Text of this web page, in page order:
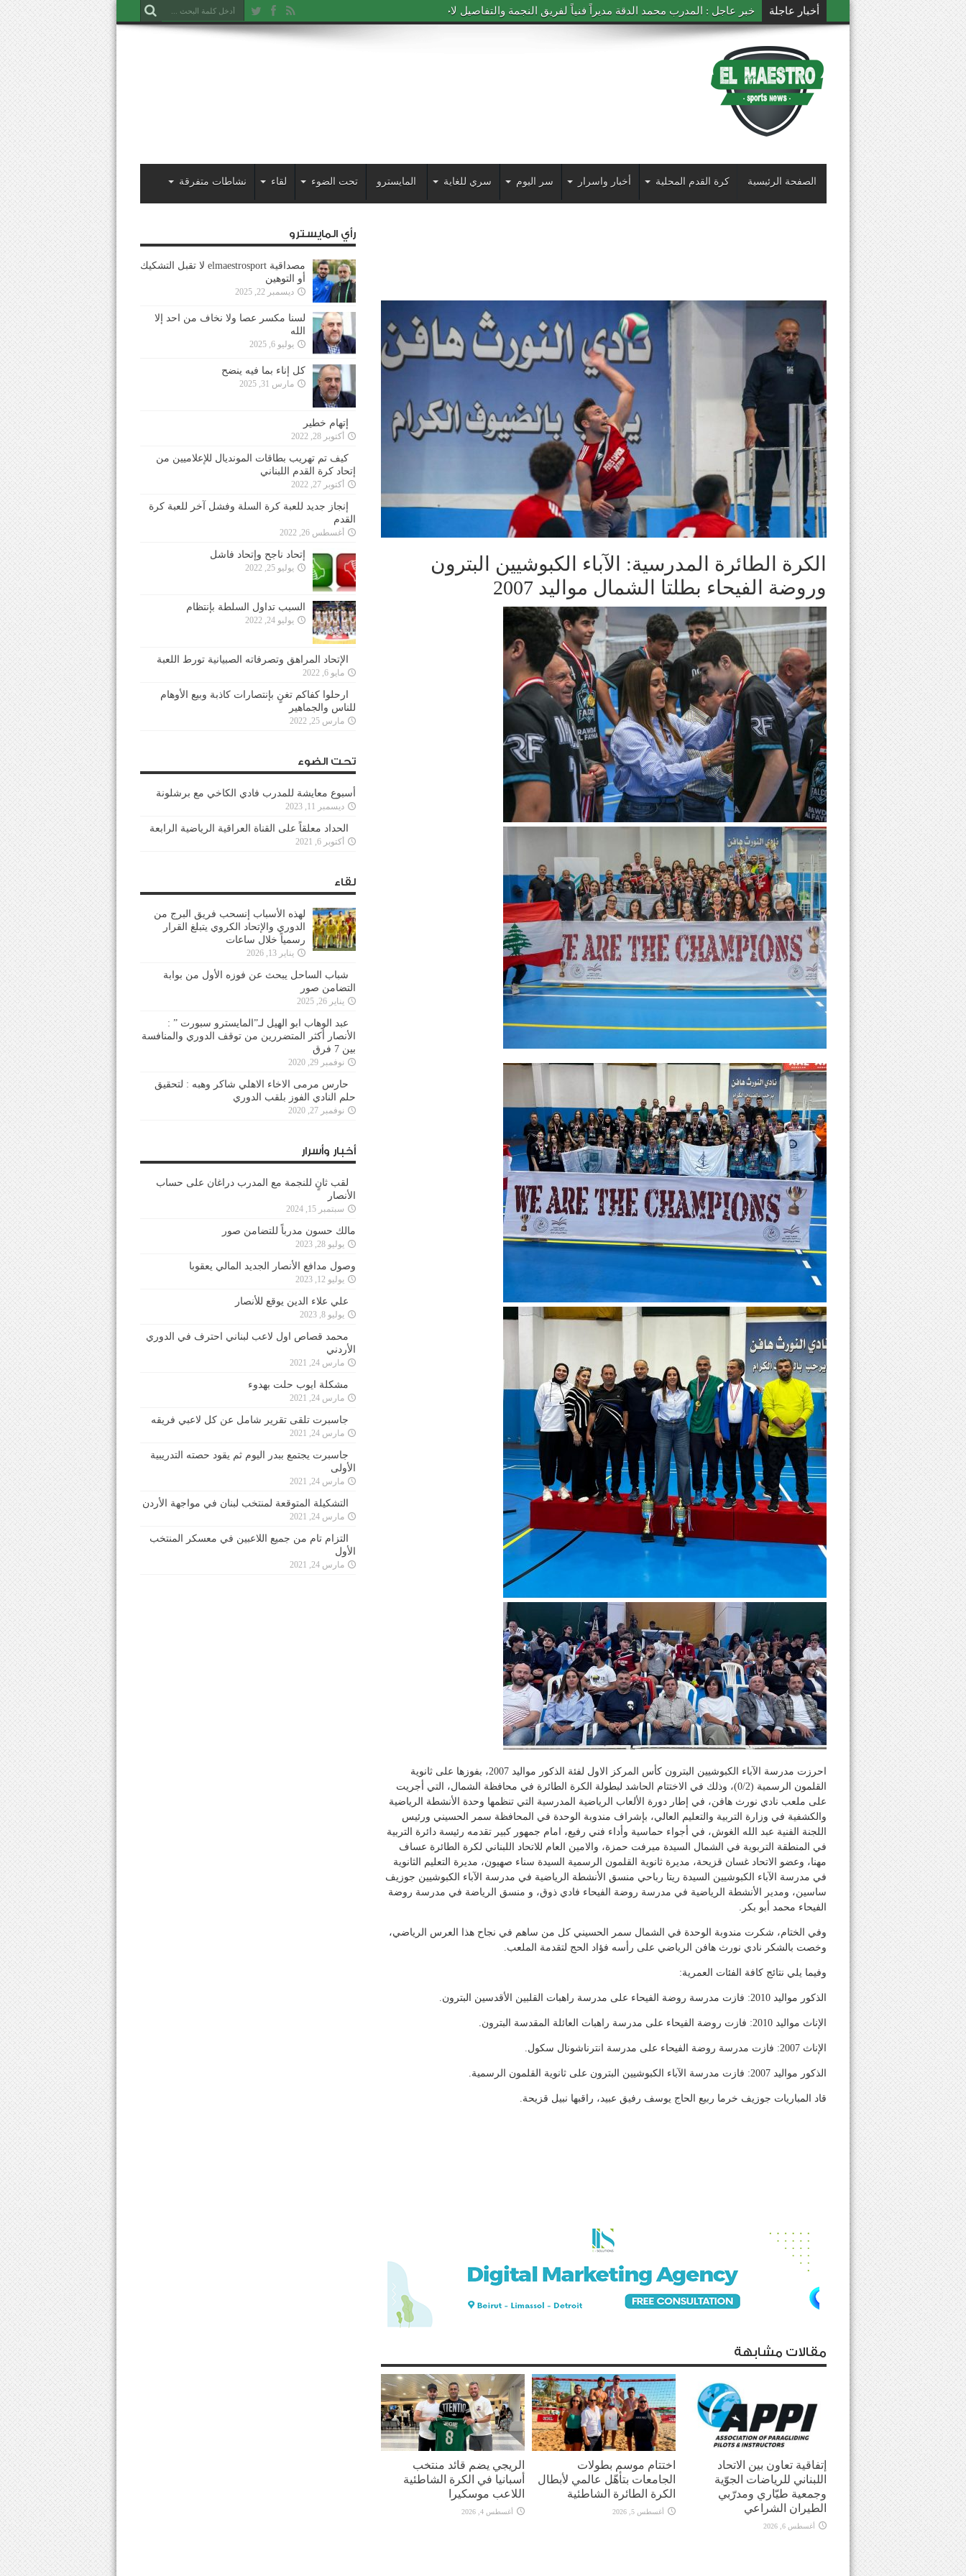
أخبار عاجلة خبر عاجل : المدرب محمد الدقة مديراً فنياً لفريق النجمة والتفاصيل لاحقاً
الصفحة الرئيسية كرة القدم المحلية أخبار واسرار سر اليوم سري للغاية المايسترو تحت الضوء لقاء نشاطات متفرقة
الكرة الطائرة المدرسية: الآباء الكبوشيين البترون
وروضة الفيحاء بطلتا الشمال مواليد 2007
احرزت مدرسة الآباء الكبوشيين البترون كأس المركز الاول لفئة الذكور مواليد 2007، بفوزها على ثانوية
القلمون الرسمية (0/2)، وذلك في الاختتام الحاشد لبطولة الكرة الطائرة في محافظة الشمال، التي أجريت
على ملعب نادي نورث هافن، في إطار دورة الألعاب الرياضية المدرسية التي تنظمها وحدة الأنشطة الرياضية
والكشفية في وزارة التربية والتعليم العالي، بإشراف مندوبة الوحدة في المحافظة سمر الحسيني ورئيس
اللجنة الفنية عبد الله الغوش، في أجواء حماسية وأداء فني رفيع، امام جمهور كبير تقدمه رئيسة دائرة التربية
في المنطقة التربوية في الشمال السيدة ميرفت حمزة، و‏الامين العام للاتحاد اللبناني لكرة الطائرة عساف
مهنا، وعضو الاتحاد غسان قزيحة، مديرة ثانوية القلمون الرسمية السيدة سناء صهيون، مديرة التعليم الثانوية
في مدرسة الآباء الكبوشيين السيدة ريتا رباحي منسق الأنشطة الرياضية في مدرسة الآباء الكبوشيين جوزيف
ساسين، ومدير الأنشطة الرياضية في مدرسة روضة الفيحاء فادي ذوق، و منسق الرياضة في مدرسة روضة
الفيحاء محمد أبو بكر.
وفي الختام، شكرت مندوبة الوحدة في الشمال سمر الحسيني كل من ساهم في نجاح هذا العرس الرياضي،
وخصت بالشكر نادي نورث هافن الرياضي على رأسه فؤاد الحج لتقدمة الملعب.
وفيما يلي نتائج كافة الفئات العمرية:
الذكور مواليد 2010: فازت مدرسة روضة الفيحاء على مدرسة راهبات القلبين الأقدسين البترون.
الإناث مواليد 2010: فازت روضة الفيحاء على مدرسة راهبات العائلة المقدسة البترون.
الإناث 2007: فازت مدرسة روضة الفيحاء على مدرسة انترناشونال سكول.
الذكور مواليد 2007: فازت مدرسة الآباء الكبوشيين البترون على ثانوية القلمون الرسمية.
قاد المباريات جوزيف خرما ربيع الحاج يوسف رفيق عبيد، راقبها نبيل قزيحة.
مقالات مشابهة
إتفاقية تعاون بين الاتحاد
اللبناني للرياضات الجوّية
وجمعية طيّاري ومدرّبي
الطيران الشراعي
أغسطس 6, 2026
اختتام موسم بطولات
الجامعات بتأهّل عالمي لأبطال
الكرة الطائرة الشاطئية
أغسطس 5, 2026
الريجي يضم قائد منتخب
أسبانيا في الكرة الشاطئية
اللاعب موسكيرا
أغسطس 4, 2026
رأي المايسترو
مصداقية elmaestrosport لا تقبل التشكيك
أو التوهين
ديسمبر 22, 2025
لسنا مكسر عصا ولا نخاف من احد إلا
الله
يوليو 6, 2025
كل إناء بما فيه ينضح
مارس 31, 2025
إتهام خطير
أكتوبر 28, 2022
كيف تم تهريب بطاقات المونديال للإعلاميين من
إتحاد كرة القدم اللبناني
أكتوبر 27, 2022
إنجاز جديد للعبة كرة السلة وفشل آخر للعبة كرة
القدم
أغسطس 26, 2022
إتحاد ناجح وإتحاد فاشل
يوليو 25, 2022
السبب تداول السلطة بإنتظام
يوليو 24, 2022
الإتحاد المراهق وتصرفاته الصبيانية تورط اللعبة
مايو 6, 2022
ارحلوا كفاكم تغنٍ بإنتصارات كاذبة وبيع الأوهام
للناس والجماهير
مارس 25, 2022
تحت الضوء
أسبوع معايشة للمدرب فادي الكاخي مع برشلونة
ديسمبر 11, 2023
الحداد معلقاً على القناة العراقية الرياضية الرابعة
أكتوبر 6, 2021
لقاء
لهذه الأسباب إنسحب فريق البرج من
الدوري والإتحاد الكروي يتبلغ القرار
رسمياً خلال ساعات
يناير 13, 2026
شباب الساحل يبحث عن فوزه الأول من بوابة
التضامن صور
يناير 26, 2025
عبد الوهاب ابو الهيل لـ”المايسترو سبورت ” :
الأنصار أكثر المتضررين من توقف الدوري والمنافسة
بين 7 فرق
نوفمبر 29, 2020
حارس مرمى الاخاء الاهلي شاكر وهبه : لتحقيق
حلم النادي الفوز بلقب الدوري
نوفمبر 27, 2020
أخبار وأسرار
لقب ثانٍ للنجمة مع المدرب دراغان على حساب
الأنصار
سبتمبر 15, 2024
مالك حسون مدرباً للتضامن صور
يوليو 28, 2023
وصول مدافع الأنصار الجديد المالي يعقوبا
يوليو 12, 2023
علي علاء الدين يوقع للأنصار
يوليو 8, 2023
محمد قصاص اول لاعب لبناني احترف في الدوري
الأردني
مارس 24, 2021
مشكلة ايوب حلت بهدوء
مارس 24, 2021
جاسبرت تلقى تقرير شامل عن كل لاعبي فريقه
مارس 24, 2021
جاسبرت يجتمع ببدر اليوم ثم يقود حصته التدريبية
الأولى
مارس 24, 2021
التشكيلة المتوقعة لمنتخب لبنان في مواجهة الأردن
مارس 24, 2021
التزام تام من جميع اللاعبين في معسكر المنتخب
الأول
مارس 24, 2021